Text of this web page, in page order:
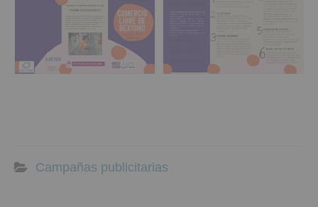
Campañas publicitarias